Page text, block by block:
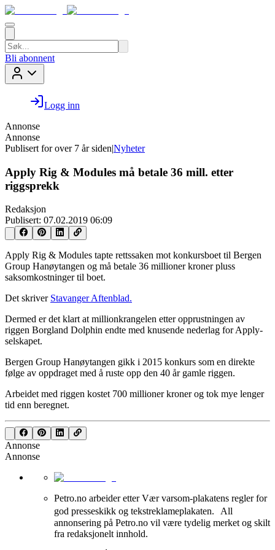
Bli abonnent
Logg inn
Annonse
Annonse
Publisert for over 7 år siden|Nyheter
Apply Rig & Modules må betale 36 mill. etter
riggsprekk
Redaksjon
Publisert: 07.02.2019 06:09
Apply Rig & Modules tapte rettssaken mot konkursboet til Bergen
Group Hanøytangen og må betale 36 millioner kroner pluss
saksomkostninger til boet.
Det skriver Stavanger Aftenblad.
Dermed er det klart at millionkrangelen etter opprustningen av
riggen Borgland Dolphin endte med knusende nederlag for Apply-
selskapet.
Bergen Group Hanøytangen gikk i 2015 konkurs som en direkte
følge av oppdraget med å ruste opp den 40 år gamle riggen.
Arbeidet med riggen kostet 700 millioner kroner og tok mye lenger
tid enn beregnet.
Annonse
Annonse
Petro.no arbeider etter Vær varsom-plakatens regler for
god presseskikk og tekstreklameplakaten. All
annonsering på Petro.no vil være tydelig merket og skilt
fra redaksjonelt innhold.